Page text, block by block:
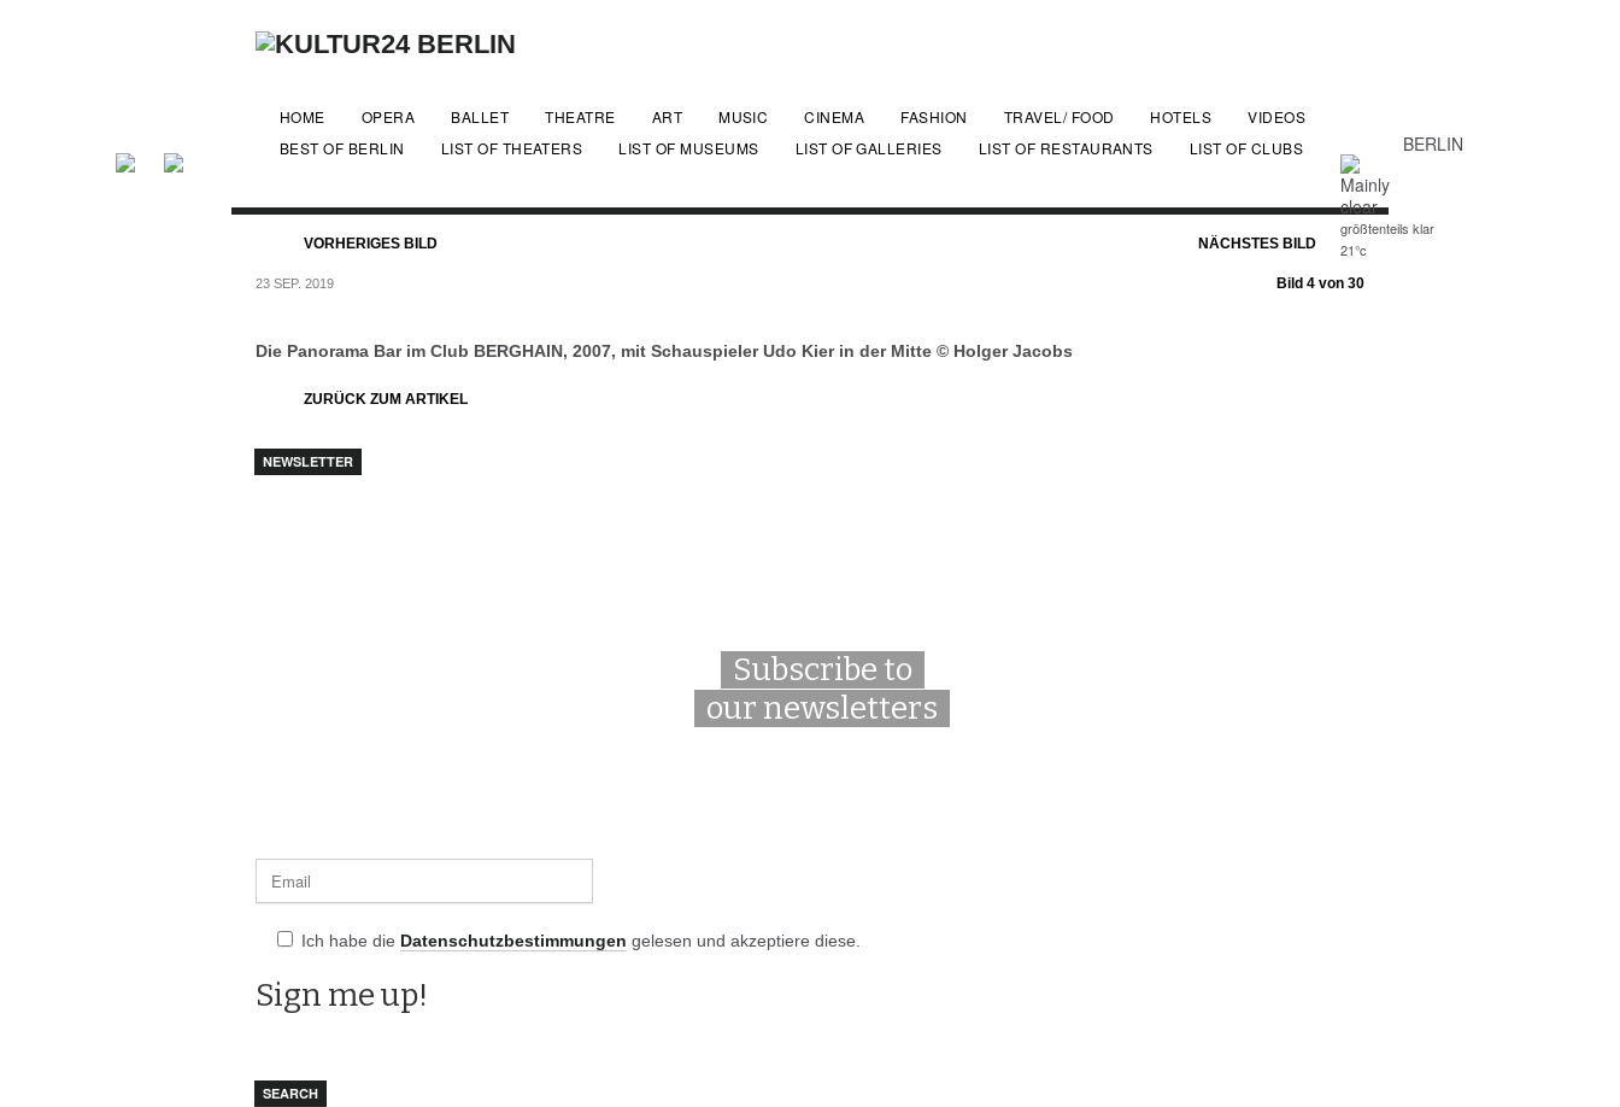
BERLIN
größtenteils klar
21°c
HOME OPERA BALLET THEATRE ART MUSIC CINEMA FASHION TRAVEL/ FOOD HOTELS
VIDEOS
BEST OF BERLIN
LIST OF THEATERS LIST OF MUSEUMS LIST OF GALLERIES LIST OF RESTAURANTS LIST OF CLUBS
VORHERIGES BILD NÄCHSTES BILD
23 SEP. 2019 Bild 4 von 30
Die Panorama Bar im Club BERGHAIN, 2007, mit Schauspieler Udo Kier in der Mitte © Holger Jacobs
ZURÜCK ZUM ARTIKEL
NEWSLETTER
Subscribe to
our newsletters
Ich habe die Datenschutzbestimmungen gelesen und akzeptiere diese.
SEARCH